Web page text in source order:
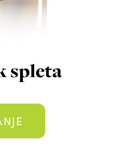
spleta